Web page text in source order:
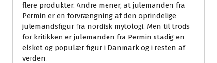
flere produkter. Andre mener, at julemanden fra
Permin er en forvrængning af den oprindelige
julemandsfigur fra nordisk mytologi. Men til trods
for kritikken er julemanden fra Permin stadig en
elsket og populær figur i Danmark og i resten af
verden.